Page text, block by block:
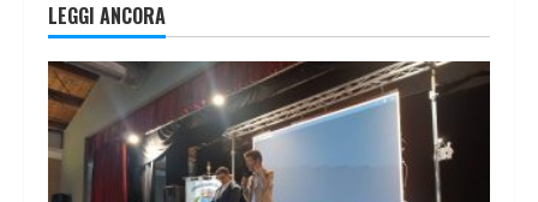
LEGGI ANCORA